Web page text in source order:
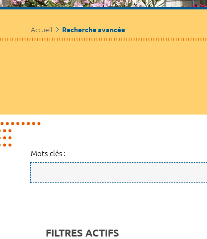
Accueil Recherche avancée
Mots-clés :
FILTRES ACTIFS